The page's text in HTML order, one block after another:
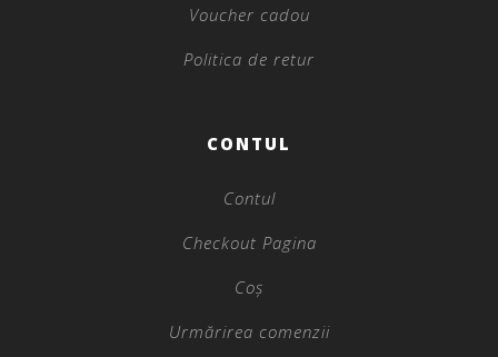
Voucher cadou
Politica de retur
CONTUL
Contul
Checkout Pagina
Coș
Urmărirea comenzii